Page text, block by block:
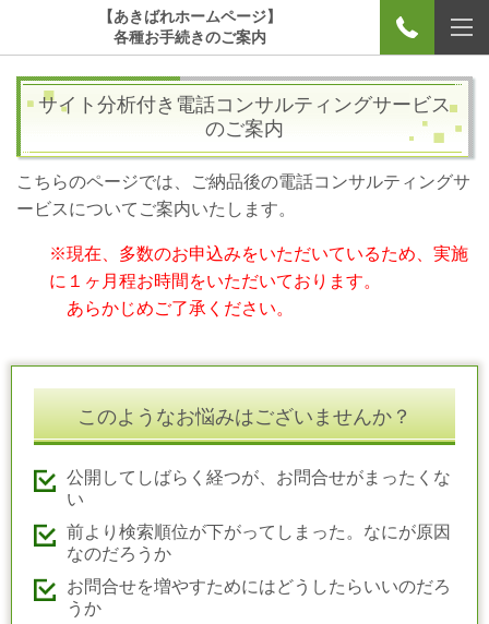
【あきばれホームページ】
各種お手続きのご案内
サイト分析付き電話コンサルティングサービス
のご案内
こちらのページでは、ご納品後の電話コンサルティングサ
ービスについてご案内いたします。
※現在、多数のお申込みをいただいているため、実施
に１ヶ月程お時間をいただいております。
あらかじめご了承ください。
このようなお悩みはございませんか？
公開してしばらく経つが、お問合せがまったくな
い
前より検索順位が下がってしまった。なにが原因
なのだろうか
お問合せを増やすためにはどうしたらいいのだろ
うか